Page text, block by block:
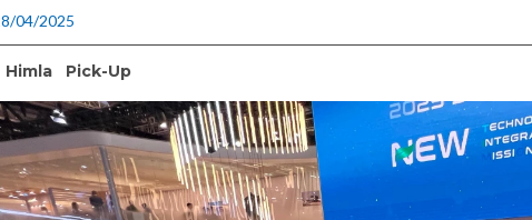
04/2025
Himla Pick-Up